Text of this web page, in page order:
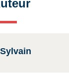
Sylvain